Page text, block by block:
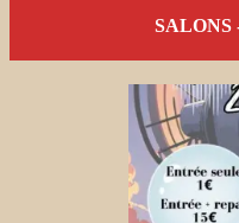
SALONS